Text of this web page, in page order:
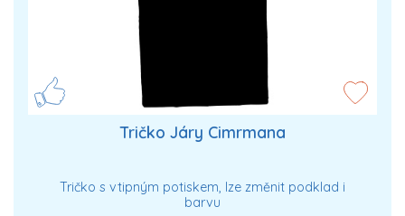
Tričko Járy Cimrmana
Tričko s vtipným potiskem, lze změnit podklad i
barvu